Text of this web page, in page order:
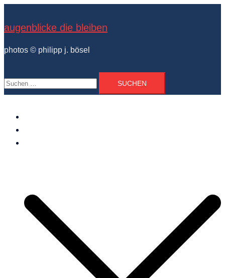
springen
augenblicke die bleiben
photos © philipp j. bösel
Suchen
nach: